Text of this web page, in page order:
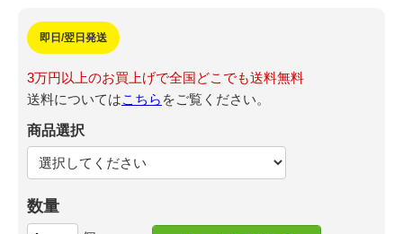
即日/翌日発送
3万円以上のお買上げで全国どこでも送料無料
送料についてはこちら をご覧ください。
商品選択
数量